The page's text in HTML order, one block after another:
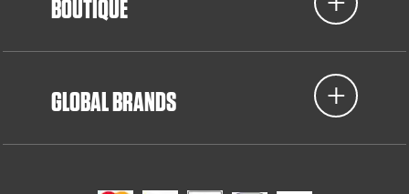
BOUTIQUE
GLOBAL BRANDS